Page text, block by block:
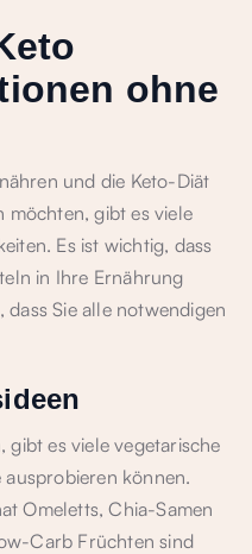
ohne
und die Keto-Diät
möchten, gibt es viele
Es ist wichtig, dass
in Ihre Ernährung
Sie alle notwendigen
gibt es viele vegetarische
ausprobieren können.
Omeletts, Chia-Samen
Carb Früchten sind